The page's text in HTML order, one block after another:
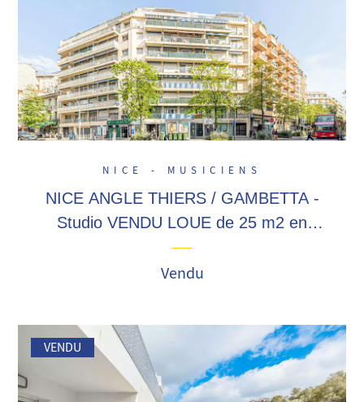
NICE - MUSICIENS
NICE ANGLE THIERS / GAMBETTA -
Studio VENDU LOUE de 25 m2 en
étage avec balcon, au calme, cave
inclus ! Proximité gare et commerces !
Vendu
VENDU